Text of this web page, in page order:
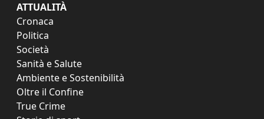
ATTUALITÀ
Cronaca
Politica
Società
Sanità e Salute
Ambiente e Sostenibilità
Oltre il Confine
True Crime